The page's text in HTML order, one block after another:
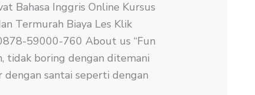
Bahasa Inggris Online Kursus
Termurah Biaya Les Klik
59000-760 About us “Fun
tidak boring dengan ditemani
santai seperti dengan